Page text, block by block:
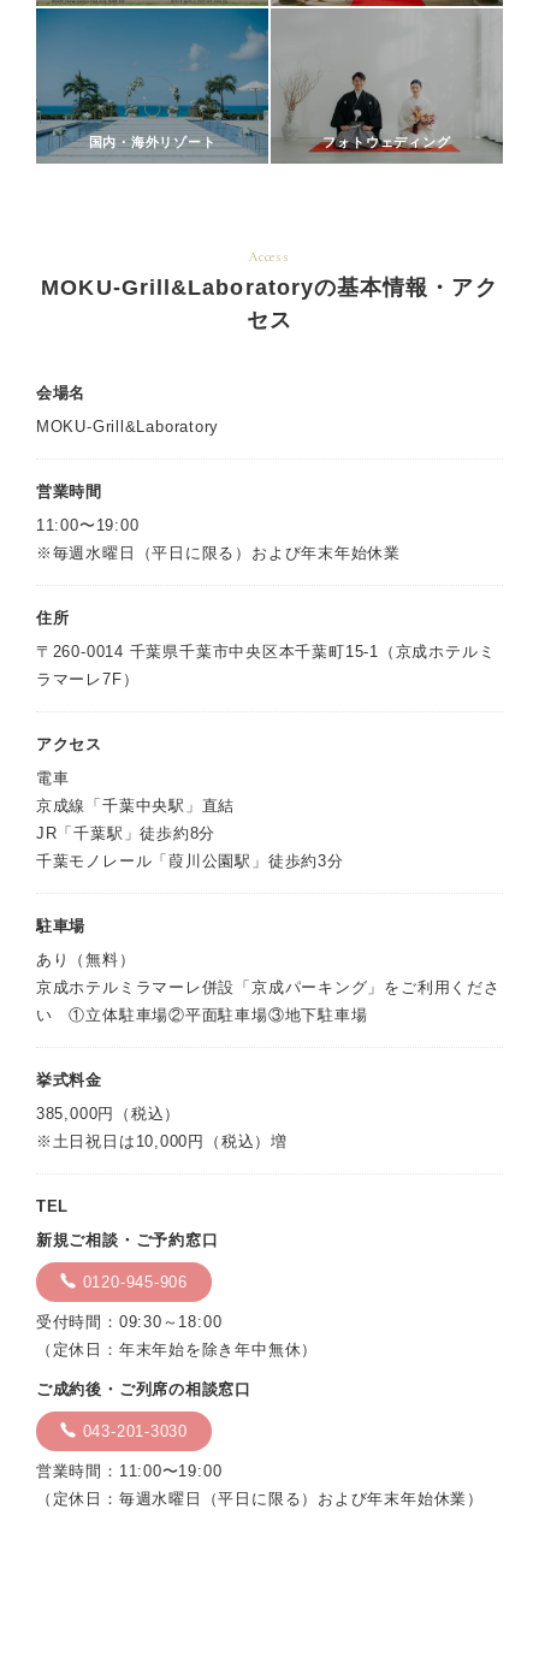
国内・海外リゾート フォトウェディング
Access
MOKU-Grill&Laboratoryの基本情報・アク
セス
会場名
MOKU-Grill&Laboratory
営業時間
11:00〜19:00
※毎週水曜日（平日に限る）および年末年始休業
住所
〒260-0014 千葉県千葉市中央区本千葉町15-1（京成ホテルミ
ラマーレ7F）
アクセス
電車
京成線「千葉中央駅」直結
JR「千葉駅」徒歩約8分
千葉モノレール「葭川公園駅」徒歩約3分
駐車場
あり（無料）
京成ホテルミラマーレ併設「京成パーキング」をご利用くださ
い ①立体駐車場②平面駐車場③地下駐車場
挙式料金
385,000円（税込）
※土日祝日は10,000円（税込）増
TEL
新規ご相談・ご予約窓口
0120-945-906
受付時間：09:30～18:00
（定休日：年末年始を除き年中無休）
ご成約後・ご列席の相談窓口
043-201-3030
営業時間：11:00〜19:00
（定休日：毎週水曜日（平日に限る）および年末年始休業）